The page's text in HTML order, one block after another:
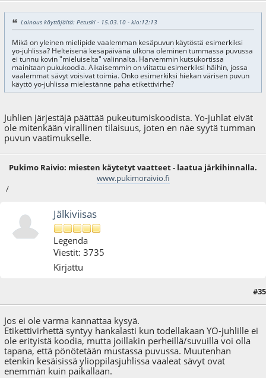
Lainaus käyttäjältä: Petuski - 15.03.10 - klo:12:13
Mikä on yleinen mielipide vaalemman kesäpuvun käytöstä esimerkiksi
yo-juhlissa? Helteisenä kesäpäivänä ulkona oleminen tummassa puvussa
ei tunnu kovin "mieluiselta" valinnalta. Harvemmin kutsukortissa
mainitaan pukukoodia. Aikaisemmin on viitattu esimerkiksi häihin, jossa
vaalemmat sävyt voisivat toimia. Onko esimerkiksi hiekan värisen puvun
käyttö yo-juhlissa mielestänne paha etikettivirhe?
Juhlien järjestäjä päättää pukeutumiskoodista. Yo-juhlat eivät
ole mitenkään virallinen tilaisuus, joten en näe syytä tumman
puvun vaatimukselle.
Pukimo Raivio: miesten käytetyt vaatteet - laatua järkihinnalla.
www.pukimoraivio.fi
/
Jälkiviisas
Legenda
Viestit: 3735
Kirjattu
#35
Jos ei ole varma kannattaa kysyä.
Etikettivirhettä syntyy hankalasti kun todellakaan YO-juhlille ei
ole erityistä koodia, mutta joillakin perheillä/suvuilla voi olla
tapana, että pönötetään mustassa puvussa. Muutenhan
etenkin kesäisissä ylioppilasjuhlissa vaaleat sävyt ovat
enemmän kuin paikallaan.